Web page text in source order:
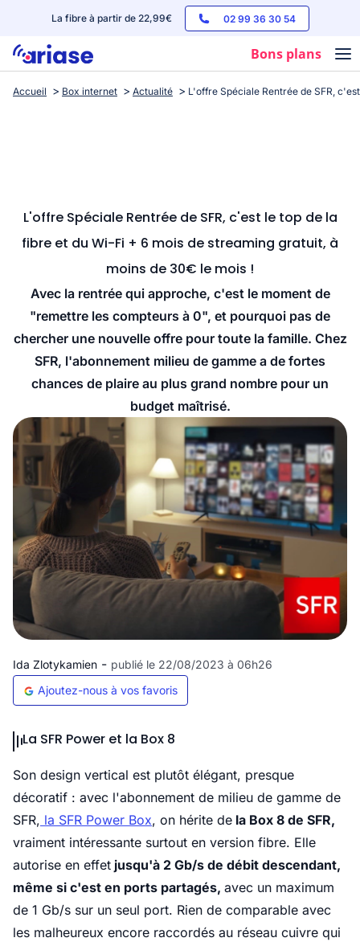
La fibre à partir de 22,99€ 02 99 36 30 54
Bons plans
Box internet
Streaming
Accueil Box internet Actualité L'offre Spéciale Rentrée de SFR,
L'offre Spéciale Rentrée de SFR, c'est le top de la
fibre et du Wi-Fi + 6 mois de streaming gratuit, à
moins de 30€ le mois !
Avec la rentrée qui approche, c'est le moment de
"remettre les compteurs à 0", et pourquoi pas de
chercher une nouvelle offre pour toute la famille. Chez
SFR, l'abonnement milieu de gamme a de fortes
chances de plaire au plus grand nombre pour un
budget maîtrisé.
Ida Zlotykamien - publié le 22/08/2023 à 06h26
Ajoutez-nous à vos favoris
La SFR Power et la Box 8
Son design vertical est plutôt élégant, presque
décoratif : avec l'abonnement de milieu de gamme de
SFR, la SFR Power Box, on hérite de la Box 8 de SFR,
vraiment intéressante surtout en version fibre. Elle
autorise en effet jusqu'à 2 Gb/s de débit descendant,
même si c'est en ports partagés, avec un maximum
de 1 Gb/s sur un seul port. Rien de comparable avec
les malheureux encore raccordés au réseau cuivre qui